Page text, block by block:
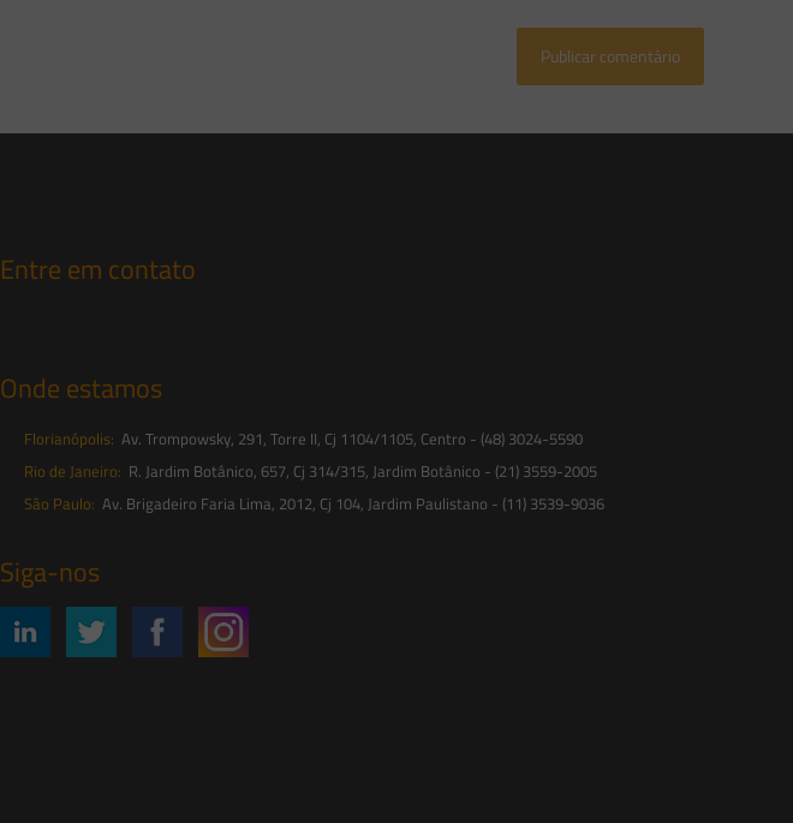
Entre em contato
Onde estamos
Florianópolis: Av. Trompowsky, 291, Torre II, Cj 1104/1105, Centro - (48) 3024-5590
Rio de Janeiro: R. Jardim Botânico, 657, Cj 314/315, Jardim Botânico - (21) 3559-2005
São Paulo: Av. Brigadeiro Faria Lima, 2012, Cj 104, Jardim Paulistano - (11) 3539-9036
Siga-nos